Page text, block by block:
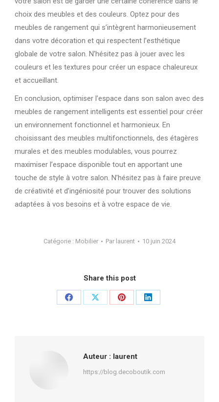
choix des meubles et des couleurs. Optez pour des
meubles de rangement qui s’intègrent harmonieusement
dans votre décoration et qui respectent l’esthétique
globale de votre salon. N’hésitez pas à jouer avec les
couleurs et les textures pour créer un espace chaleureux
et accueillant.
En conclusion, optimiser l’espace dans son salon avec des
meubles de rangement intelligents est essentiel pour créer
un environnement fonctionnel et harmonieux. En
choisissant des meubles multifonctionnels, des étagères
murales et des meubles modulables, vous pourrez
maximiser l’espace disponible tout en apportant une
touche de style à votre salon. N’hésitez pas à faire preuve
de créativité et d’ingéniosité pour trouver des solutions
adaptées à vos besoins et à votre espace de vie.
Catégorie : Mobilier Par laurent 10 juin 2024
Share this post
PartagerPartagerPartagerPartager
Auteur : laurent
https://blog.decoboutik.com